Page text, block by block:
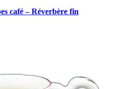
café – Réverbère fin